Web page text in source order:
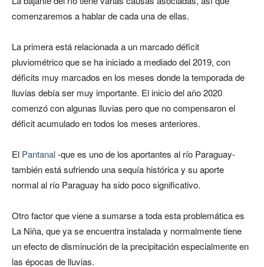
comenzaremos a hablar de cada una de ellas.
La primera está relacionada a un marcado déficit
pluviométrico que se ha iniciado a mediado del 2019, con
déficits muy marcados en los meses donde la temporada de
lluvias debía ser muy importante. El inicio del año 2020
comenzó con algunas lluvias pero que no compensaron el
déficit acumulado en todos los meses anteriores.
El Pantanal-que es uno de los aportantes al río Paraguay-
también está sufriendo una sequía histórica y su aporte
normal al río Paraguay ha sido poco significativo.
Otro factor que viene a sumarse a toda esta problemática es
La Niña, que ya se encuentra instalada y normalmente tiene
un efecto de disminución de la precipitación especialmente en
las épocas de lluvias.